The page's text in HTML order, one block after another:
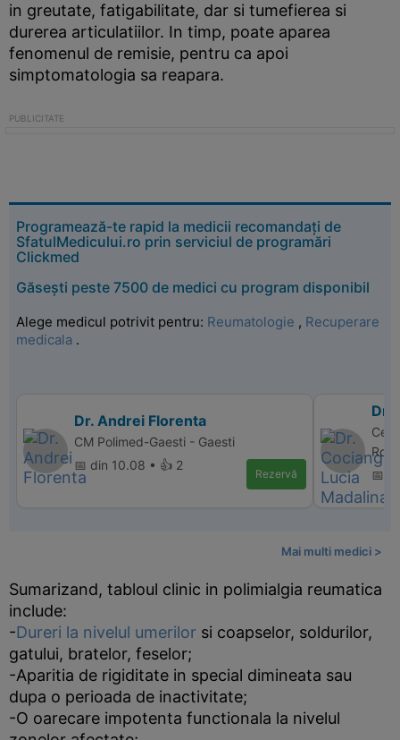
in greutate, fatigabilitate, dar si tumefierea si
durerea articulatiilor. In timp, poate aparea
fenomenul de remisie, pentru ca apoi
simptomatologia sa reapara.
Programează-te rapid la medicii recomandați de
SfatulMedicului.ro prin serviciul de programări
Clickmed
Găsești peste 7500 de medici cu program disponibil
Alege medicul potrivit pentru: Reumatologie , Recuperare
medicala .
Dr. Andrei Florenta
CM Polimed-Gaesti - Gaesti
📅 din 10.08 • 👍 2
Rezervă
Dr.
📅
Mai multi medici >
Sumarizand, tabloul clinic in polimialgia reumatica
include:
-Dureri la nivelul umerilor si coapselor, soldurilor,
gatului, bratelor, feselor;
-Aparitia de rigiditate in special dimineata sau
dupa o perioada de inactivitate;
-O oarecare impotenta functionala la nivelul